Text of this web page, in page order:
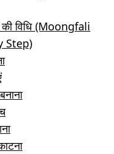
की विधि (Moongfali
Step)